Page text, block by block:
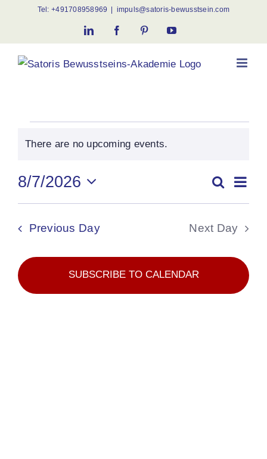
content
Tel:+491708958969 impuls@satoris-bewusstsein.com
LinkedInFacebookPinterestYouTube
Events
for
August
7,
2026
There are no upcoming events.
and
Search
Day
8/7/2026
Select
Previous Day Next Day
SUBSCRIBE TO CALENDAR